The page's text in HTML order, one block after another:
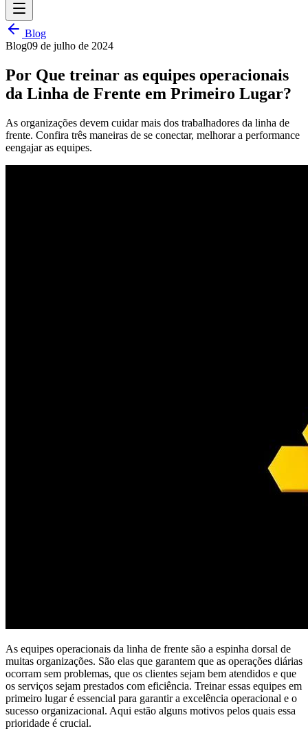
Blog
Blog09 de julho de 2024
Por Que treinar as equipes operacionais
da Linha de Frente em Primeiro Lugar?
As organizações devem cuidar mais dos trabalhadores da linha de
frente. Confira três maneiras de se conectar, melhorar a performance
eengajar as equipes.
As equipes operacionais da linha de frente são a espinha dorsal de
muitas organizações. São elas que garantem que as operações diárias
ocorram sem problemas, que os clientes sejam bem atendidos e que
os serviços sejam prestados com eficiência. Treinar essas equipes em
primeiro lugar é essencial para garantir a excelência operacional e o
sucesso organizacional. Aqui estão alguns motivos pelos quais essa
prioridade é crucial.